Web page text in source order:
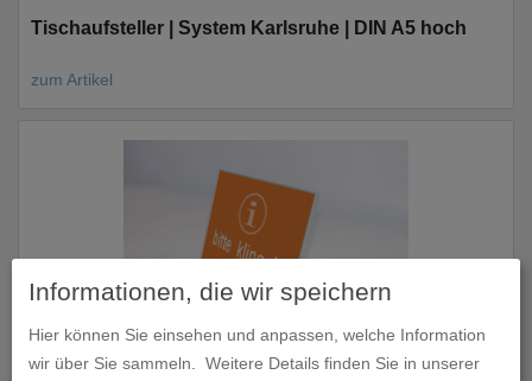
Tischaufsteller | System Karlsruhe | DIN A5 hoch
zum Artikel
Tischaufsteller | System Karlsruhe | DIN A5 quer
Informationen, die wir speichern
Hier können Sie einsehen und anpassen, welche Information
wir über Sie sammeln.
Weitere Details finden Sie in unserer